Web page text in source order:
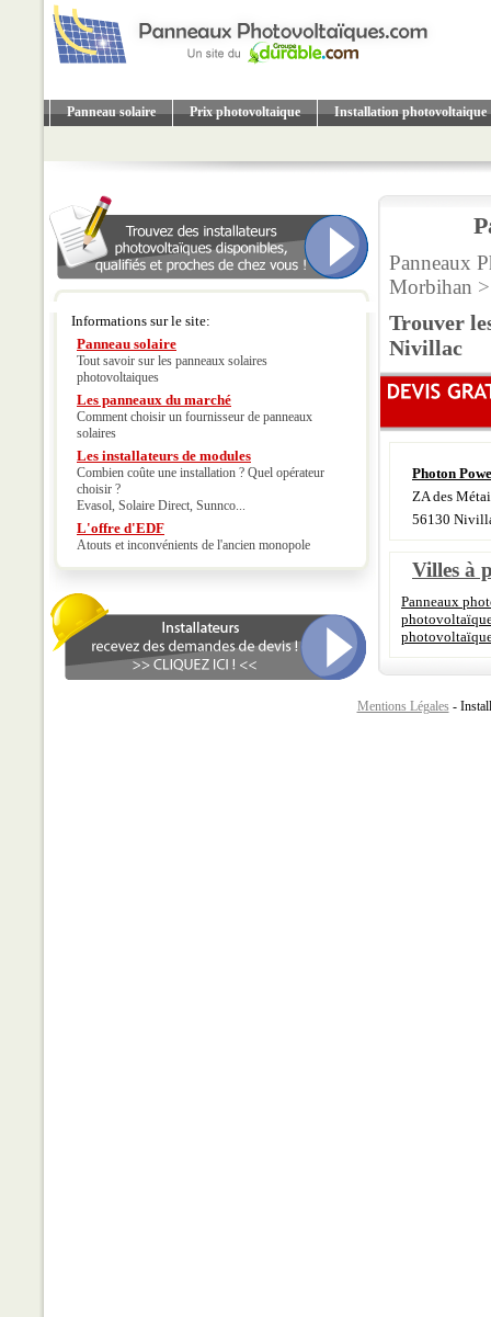
Panneau solaire Prix photovoltaique Installation photovoltaique
Informations sur le site:
Panneau solaire
Tout savoir sur les panneaux solaires
photovoltaiques
Les panneaux du marché
Comment choisir un fournisseur de panneaux
solaires
Les installateurs de modules
Combien coûte une installation ? Quel opérateur
choisir ?
Evasol, Solaire Direct, Sunnco...
L'offre d'EDF
Atouts et inconvénients de l'ancien monopole
Panneaux
Morbihan
Trouver
Nivillac
Photon
ZA des
56130
Villes à
Panneaux
Mentions Légales -